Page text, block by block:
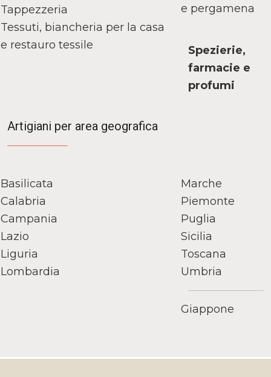
Tappezzeria
Tessuti, biancheria per la casa
e restauro tessile
e pergamena
Spezierie,
farmacie e
profumi
Artigiani per area geografica
Basilicata
Calabria
Campania
Lazio
Liguria
Lombardia
Marche
Piemonte
Puglia
Sicilia
Toscana
Umbria
Giappone